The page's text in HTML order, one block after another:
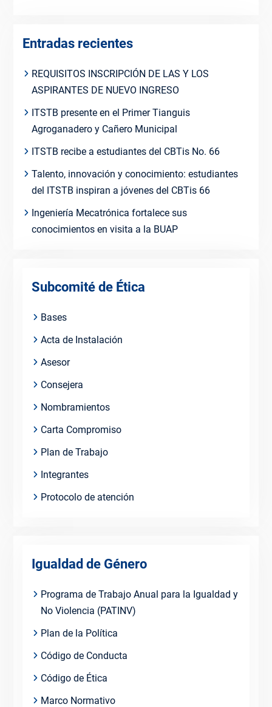
Entradas recientes
REQUISITOS INSCRIPCIÓN DE LAS Y LOS
ASPIRANTES DE NUEVO INGRESO
ITSTB presente en el Primer Tianguis
Agroganadero y Cañero Municipal
ITSTB recibe a estudiantes del CBTis No. 66
Talento, innovación y conocimiento: estudiantes
del ITSTB inspiran a jóvenes del CBTis 66
Ingeniería Mecatrónica fortalece sus
conocimientos en visita a la BUAP
Subcomité de Ética
Bases
Acta de Instalación
Asesor
Consejera
Nombramientos
Carta Compromiso
Plan de Trabajo
Integrantes
Protocolo de atención
Igualdad de Género
Programa de Trabajo Anual para la Igualdad y
No Violencia (PATINV)
Plan de la Política
Código de Conducta
Código de Ética
Marco Normativo